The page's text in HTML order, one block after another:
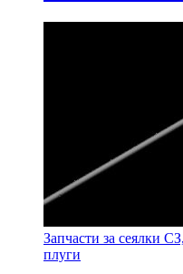
Запчасти за сеялки
плуги